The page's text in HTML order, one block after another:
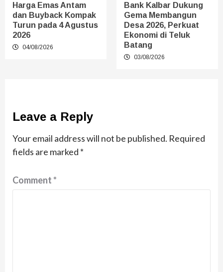
Harga Emas Antam
dan Buyback Kompak
Turun pada 4 Agustus
2026
04/08/2026
Bank Kalbar Dukung
Gema Membangun
Desa 2026, Perkuat
Ekonomi di Teluk
Batang
03/08/2026
Leave a Reply
Your email address will not be published. Required
fields are marked *
Comment*